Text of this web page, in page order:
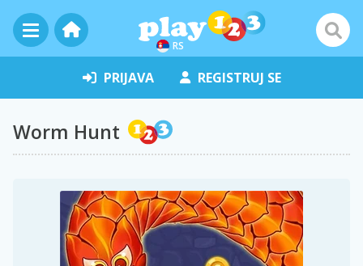
RS
PRIJAVA REGISTRUJ SE
Worm Hunt